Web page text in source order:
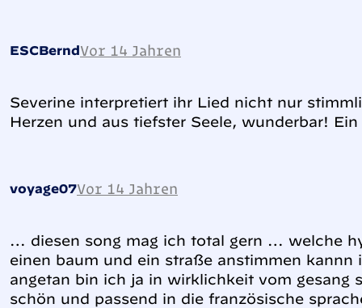
ESCBerndVor 14 Jahren
Severine interpretiert ihr Lied nicht nur
Herzen und aus tiefster Seele, wunderbar!
voyage07Vor 14 Jahren
… diesen song mag ich total gern … welche
einen baum und ein straße anstimmen
angetan bin ich ja in wirklichkeit vom gesang
schön und passend in die französische